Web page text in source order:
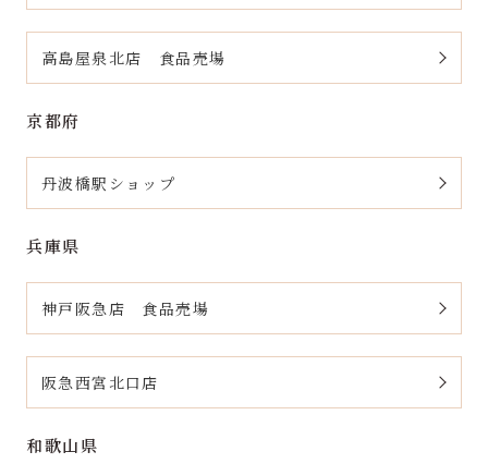
高島屋泉北店 食品売場
京都府
丹波橋駅ショップ
兵庫県
神戸阪急店 食品売場
阪急西宮北口店
和歌山県